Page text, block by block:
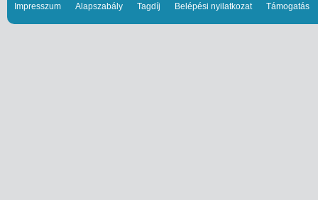
Impresszum Alapszabály Tagdíj Belépési nyilatkozat Támogatás